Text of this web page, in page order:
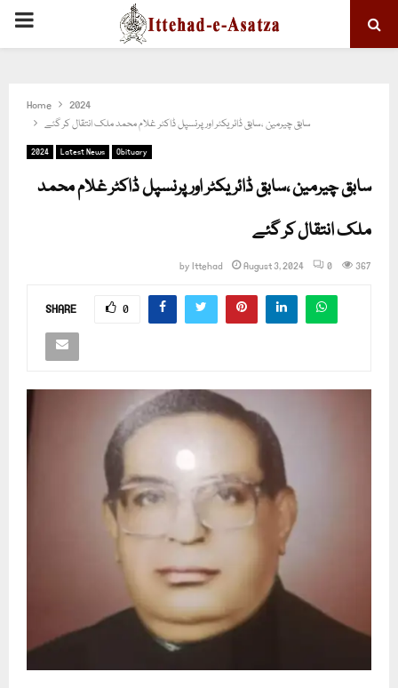
PRIMARY
Home
2024
سابق چیرمین ،سابق ڈائریکٹر اور پرنسپل ڈاکٹر غلام محمد ملک انتقال کر گئے
2024 Latest News Obituary
سابق چیرمین ،سابق ڈائریکٹر اور پرنسپل ڈاکٹر غلام محمد
ملک انتقال کر گئے
byIttehad August 3, 2024 0 367
SHARE 0